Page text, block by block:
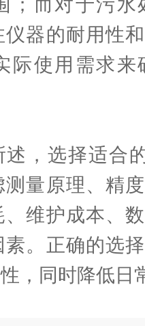
；而对于污水
器的耐用性
际使用需求来
选择适合的
测量原理、精
维护成本、
。正确的选
，同时降低日